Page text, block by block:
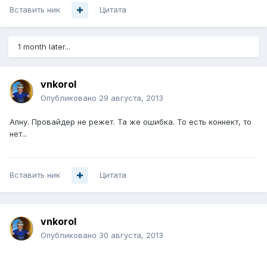
Вставить ник Цитата
1 month later...
vnkorol
Опубликовано 29 августа, 2013
Апну. Провайдер не режет. Та же ошибка. То есть коннект, то
нет...
Вставить ник Цитата
vnkorol
Опубликовано 30 августа, 2013